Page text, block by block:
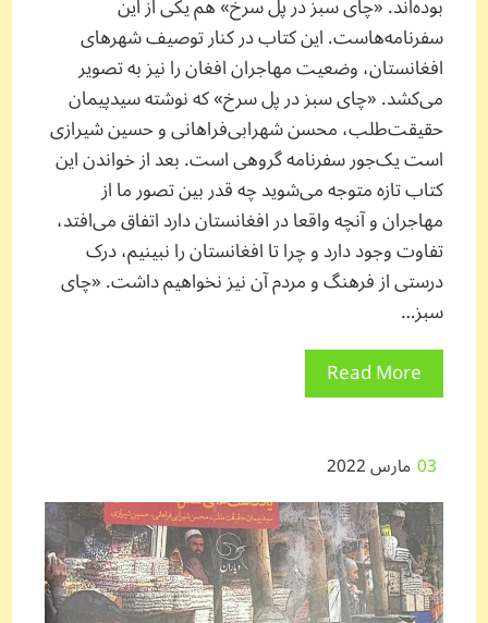
سفرنامه‌هاست. این کتاب در کنار توصیف شهرهای
افغانستان، وضعیت مهاجران افغان را نیز به تصویر
می‌کشد. «چای سبز در پل سرخ» که نوشته سیدپیمان
حقیقت‌طلب، محسن شهرابی‌فراهانی و حسین شیرازی
است یک‌جور سفرنامه گروهی است. بعد از خواندن این
کتاب تازه متوجه می‌شوید چه قدر بین تصور ما از
مهاجران و آنچه واقعا در افغانستان دارد اتفاق می‌افتد،
تفاوت وجود دارد و چرا تا افغانستان را نبینیم، درک
درستی از فرهنگ و مردم آن نیز نخواهیم داشت. «چای
سبز…
Read More
03 مارس 2022